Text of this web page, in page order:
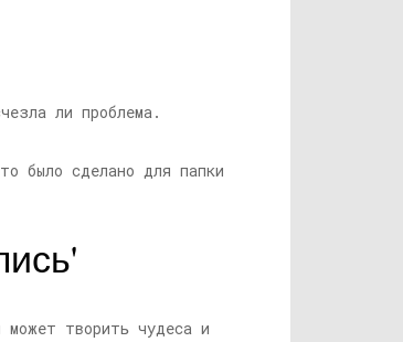
ли проблема.
было сделано для папки
может творить чудеса и